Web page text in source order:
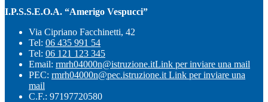
I.P.S.S.E.O.A. “Amerigo Vespucci”
Via Cipriano Facchinetti, 42
Tel: 06 435 991 54
Tel: 06 121 123 345
Email: rmrh04000n@istruzione.itLink per inviare una mail
PEC: rmrh04000n@pec.istruzione.it Link per inviare una
mail
C.F.: 97197720580